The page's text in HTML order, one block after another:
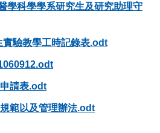
學科學學系研究生及研究助理守
實驗教學工時記錄表.odt
請表.odt
範以及管理辦法.odt